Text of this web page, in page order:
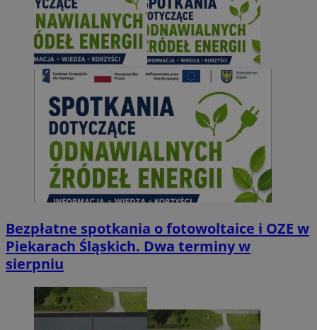
Bezpłatne spotkania o fotowoltaice i OZE w
Piekarach Śląskich. Dwa terminy w
sierpniu